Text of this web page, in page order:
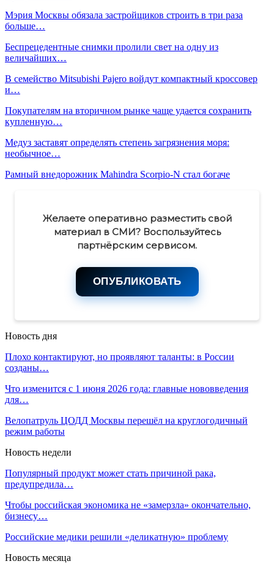
Мэрия Москвы обязала застройщиков строить в три раза
больше…
Беспрецедентные снимки пролили свет на одну из
величайших…
В семейство Mitsubishi Pajero войдут компактный кроссовер
и…
Покупателям на вторичном рынке чаще удается сохранить
купленную…
Медуз заставят определять степень загрязнения моря:
необычное…
Рамный внедорожник Mahindra Scorpio-N стал богаче
Желаете оперативно разместить свой
материал в СМИ? Воспользуйтесь
партнёрским сервисом.
ОПУБЛИКОВАТЬ
Новость дня
Плохо контактируют, но проявляют таланты: в России
созданы…
Что изменится с 1 июня 2026 года: главные нововведения
для…
Велопатруль ЦОДД Москвы перешёл на круглогодичный
режим работы
Новость недели
Популярный продукт может стать причиной рака,
предупредила…
Чтобы российская экономика не «замерзла» окончательно,
бизнесу…
Российские медики решили «деликатную» проблему
Новость месяца